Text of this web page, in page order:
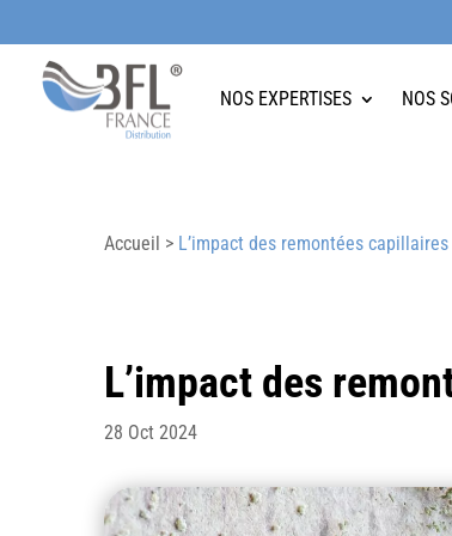
NOS EXPERTISES NOS
NOS EXPERTISES NOS
Accueil > L’impact des remontées
L’impact des
28 Oct 2024